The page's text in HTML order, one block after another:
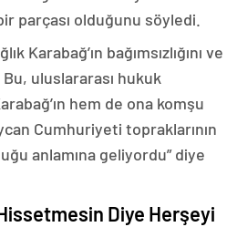
parçası olduğunu söyledi.
Karabağ’ın bağımsızlığını ve
uluslararası hukuk
hem de ona komşu
Cumhuriyeti topraklarının
anlamına geliyordu” diye
Diye Herşeyi